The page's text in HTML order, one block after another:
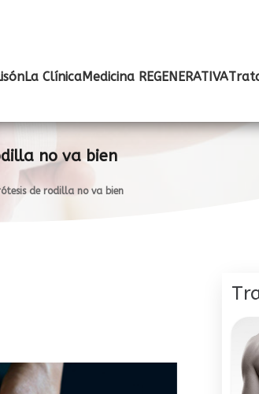
La ClínicaMedicina REGENERATIVA
no va bien
de rodilla no va bien